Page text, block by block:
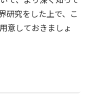
研究をした上で、こ
意しておきましょ